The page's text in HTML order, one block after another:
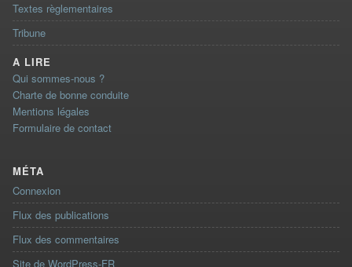
Textes règlementaires
Tribune
A LIRE
Qui sommes-nous ?
Charte de bonne conduite
Mentions légales
Formulaire de contact
MÉTA
Connexion
Flux des publications
Flux des commentaires
Site de WordPress-FR